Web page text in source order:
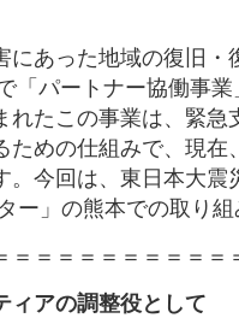
にあった地域の復旧・
「パートナー協働事
たこの事業は、 緊急
めの仕組みで、 現在
。今回は、東日本大震
ー」の熊本での取り
＝＝＝＝＝＝＝＝＝＝
ィアの調整役として